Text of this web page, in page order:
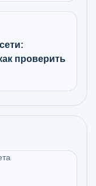
проверить